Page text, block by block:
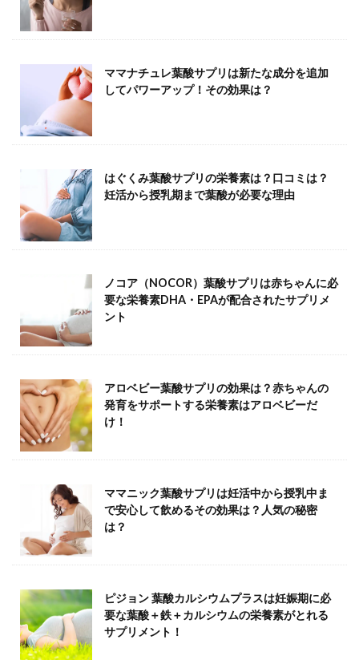
ママナチュレ葉酸サプリは新たな成分を追加
してパワーアップ！その効果は？
はぐくみ葉酸サプリの栄養素は？口コミは？
妊活から授乳期まで葉酸が必要な理由
ノコア（NOCOR）葉酸サプリは赤ちゃんに必
要な栄養素DHA・EPAが配合されたサプリメ
ント
アロベビー葉酸サプリの効果は？赤ちゃんの
発育をサポートする栄養素はアロベビーだ
け！
ママニック葉酸サプリは妊活中から授乳中ま
で安心して飲めるその効果は？人気の秘密
は？
ピジョン 葉酸カルシウムプラスは妊娠期に必
要な葉酸＋鉄＋カルシウムの栄養素がとれる
サプリメント！